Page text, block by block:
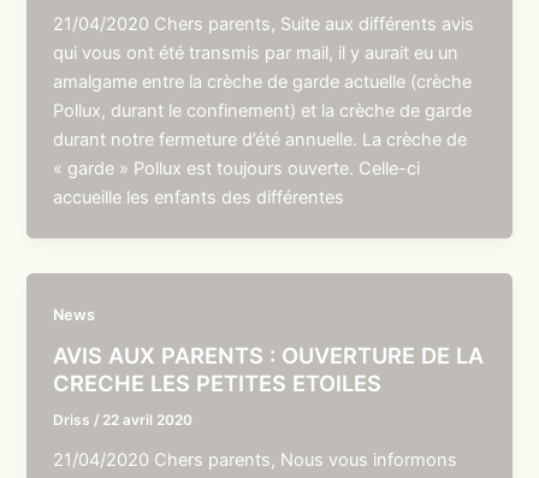
21/04/2020 Chers parents, Suite aux différents avis
qui vous ont été transmis par mail, il y aurait eu un
amalgame entre la crèche de garde actuelle (crèche
Pollux, durant le confinement) et la crèche de garde
durant notre fermeture d’été annuelle. La crèche de
« garde » Pollux est toujours ouverte. Celle-ci
accueille les enfants des différentes
News
AVIS AUX PARENTS : OUVERTURE DE LA
CRECHE LES PETITES ETOILES
Driss / 22 avril 2020
21/04/2020 Chers parents, Nous vous informons